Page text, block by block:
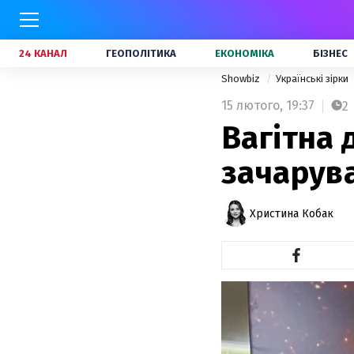
24 КАНАЛ ГЕОПОЛІТИКА ЕКОНОМІКА БІЗНЕС
Showbiz Українські зірки
15 лютого, 19:37 2
Вагітна
Христина Кобак